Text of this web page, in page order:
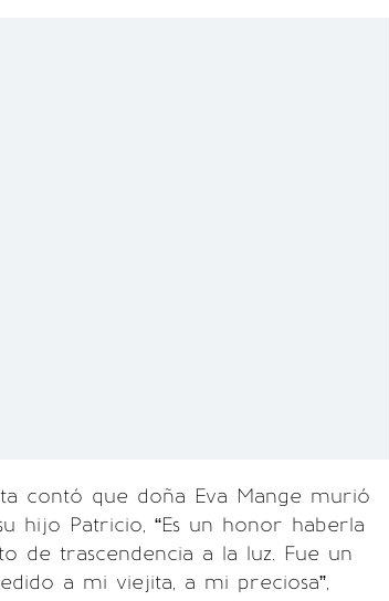
contó que doña Eva Mange murió
hijo Patricio, “Es un honor haberla
de trascendencia a la luz. Fue un
a mi viejita, a mi preciosa”,